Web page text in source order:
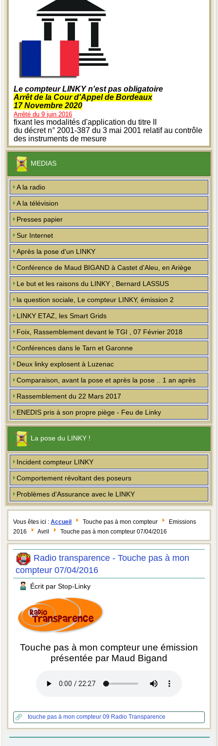
Le compteur LINKY n'est pas obligatoire
Arrêt de la Cour d'Appel de Bordeaux
17 Novembre 2020
Arrêté du 9 juin 2016
fixant les modalités d'application du titre II
du décret n° 2001-387 du 3 mai 2001 relatif au contrôle
des instruments de mesure
MEDIAS
A la radio
A la télévision
Presses papier
Sur Internet
Après la pose d'un LINKY
Conférence de Maud BIGAND à Castet d'Aleu, en Ariège
Le but et les raisons du LINKY , Bernard LASSUS
la question sociale, Le compteur LINKY, émission 2
LINKY ETAZ, les Smart Grids
Foix, Rassemblement devant le TGI , 07 Février 2018
Conférences dans le Tarn et Garonne
Deux linky explosent à Luzenac
Comparaison, avant la pose et après la pose .. 1 an après
Rassemblement du 22 Mars 2017
ENEDIS pris à son propre piège - Feu de Linky
La pose du LINKY !
Incident compteur LINKY
Comportement révoltant des poseurs
Problèmes d'Assurance avec le LINKY
Vous êtes ici :Accueil Touche pas à mon compteur
Emissions
2016
Avril Touche pas à mon compteur 07/04/2016
Radio transparence - Touche pas à mon
compteur 07/04/2016
Écrit par Stop-Linky
Touche pas à mon compteur une émission
présentée par Maud Bigand
touche pas à mon compteur 09 Radio Transparence